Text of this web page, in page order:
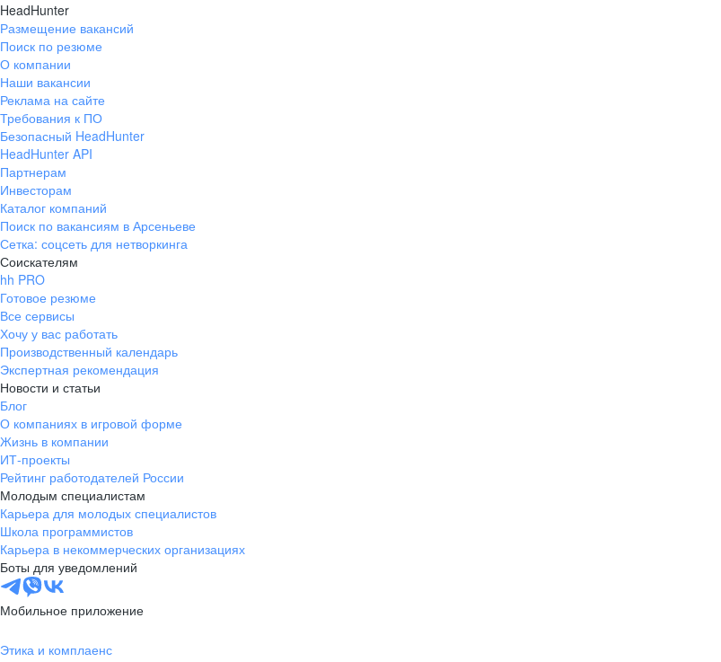
HeadHunter
Размещение вакансий
Поиск по резюме
О компании
Наши вакансии
Реклама на сайте
Требования к ПО
Безопасный HeadHunter
HeadHunter API
Партнерам
Инвесторам
Каталог компаний
Поиск по вакансиям в Арсеньеве
Сетка: соцсеть для нетворкинга
Соискателям
hh PRO
Готовое резюме
Все сервисы
Хочу у вас работать
Производственный календарь
Экспертная рекомендация
Новости и статьи
Блог
О компаниях в игровой форме
Жизнь в компании
ИТ-проекты
Рейтинг работодателей России
Молодым специалистам
Карьера для молодых специалистов
Школа программистов
Карьера в некоммерческих организациях
Боты для уведомлений
Мобильное приложение
Этика и комплаенс